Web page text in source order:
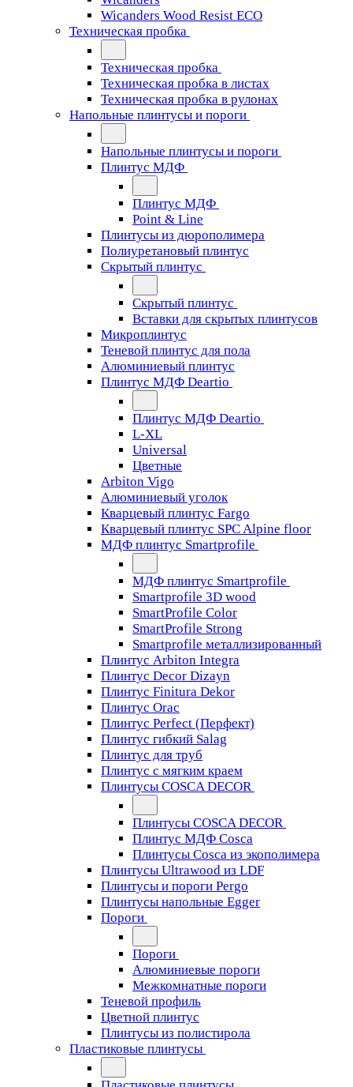
Wicanders Wood Resist ECO
Техническая пробка
Техническая пробка
Техническая пробка в листах
Техническая пробка в рулонах
Напольные плинтусы и пороги
Напольные плинтусы и пороги
Плинтус МДФ
Плинтус МДФ
Point & Line
Плинтусы из дюрополимера
Полиуретановый плинтус
Скрытый плинтус
Скрытый плинтус
Вставки для скрытых плинтусов
Микроплинтус
Теневой плинтус для пола
Алюминиевый плинтус
Плинтус МДФ Deartio
Плинтус МДФ Deartio
L-XL
Universal
Цветные
Arbiton Vigo
Алюминиевый уголок
Кварцевый плинтус Fargo
Кварцевый плинтус SPC Alpine floor
МДФ плинтус Smartprofile
МДФ плинтус Smartprofile
Smartprofile 3D wood
SmartProfile Color
SmartProfile Strong
Smartprofile металлизированный
Плинтус Arbiton Integra
Плинтус Decor Dizayn
Плинтус Finitura Dekor
Плинтус Orac
Плинтус Perfect (Перфект)
Плинтус гибкий Salag
Плинтус для труб
Плинтус с мягким краем
Плинтусы COSCA DECOR
Плинтусы COSCA DECOR
Плинтус МДФ Cosca
Плинтусы Cosca из экополимера
Плинтусы Ultrawood из LDF
Плинтусы и пороги Pergo
Плинтусы напольные Egger
Пороги
Пороги
Алюминиевые пороги
Межкомнатные пороги
Теневой профиль
Цветной плинтус
Плинтусы из полистирола
Пластиковые плинтусы